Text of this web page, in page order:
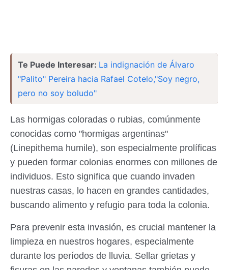
Te Puede Interesar: La indignación de Álvaro
"Palito" Pereira hacia Rafael Cotelo,"Soy negro,
pero no soy boludo"
Las hormigas coloradas o rubias, comúnmente
conocidas como "hormigas argentinas"
(Linepithema humile), son especialmente prolíficas
y pueden formar colonias enormes con millones de
individuos. Esto significa que cuando invaden
nuestras casas, lo hacen en grandes cantidades,
buscando alimento y refugio para toda la colonia.
Para prevenir esta invasión, es crucial mantener la
limpieza en nuestros hogares, especialmente
durante los períodos de lluvia. Sellar grietas y